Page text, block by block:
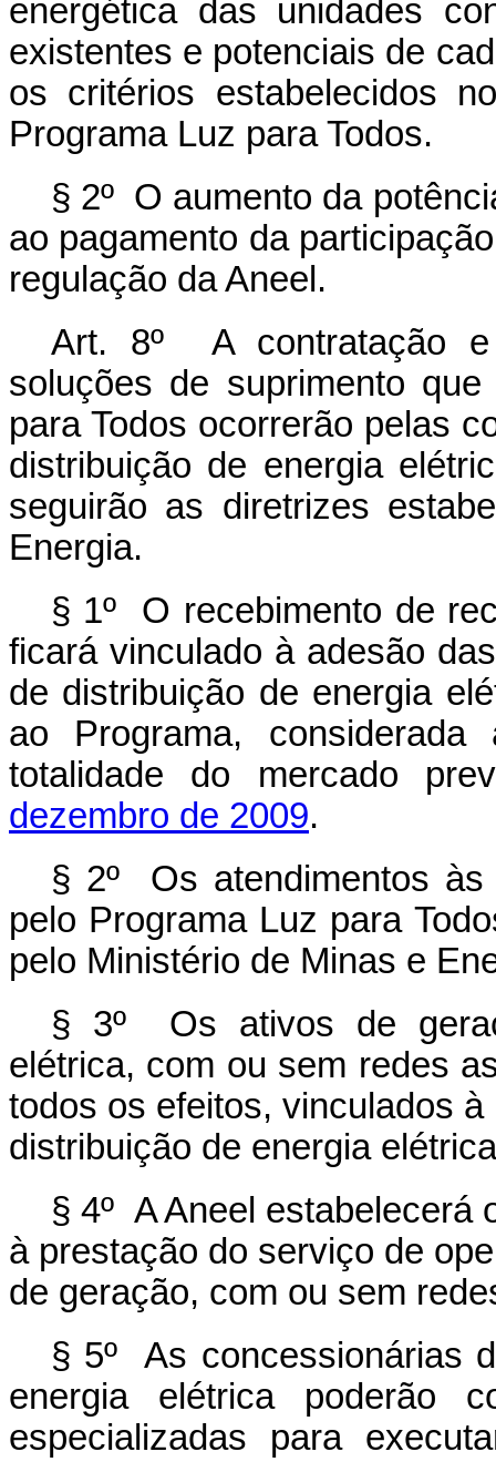
energética das unidades
existentes e potenciais de
os critérios estabelecidos
Programa Luz para Todos.
§ 2º O aumento da
ao pagamento da
regulação da Aneel.
Art. 8º A contratação e
soluções de suprimento
para Todos ocorrerão pelas
distribuição de energia
seguirão as diretrizes
Energia.
§ 1º O recebimento de
ficará vinculado à adesão
de distribuição de energia
ao Programa,
totalidade do mercado
dezembro de 2009.
§ 2º Os atendimentos às
pelo Programa Luz para
pelo Ministério de Minas e
§ 3º Os ativos de
elétrica, com ou sem redes
todos os efeitos, vinculados
distribuição de energia
§ 4º A Aneel estabelecerá
à prestação do serviço de
de geração, com ou sem
§ 5º As concessionárias
energia elétrica poderão
especializadas para